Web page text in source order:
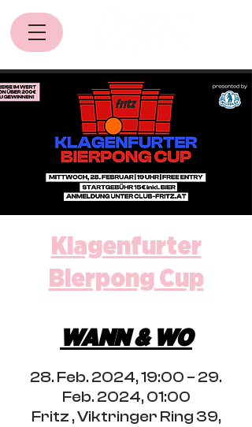
Klagenfurter
Bierpong Cup
WANN & WO
28. Feb. 2024, 19:00 – 29.
Feb. 2024, 01:00
Fritz , Viktringer Ring 39,